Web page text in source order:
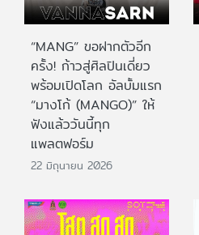
“MANG” ขอฝากตัวอีก
ครั้ง! ก้าวสู่ศิลปินเดี่ยว
พร้อมเปิดโลก อัลบั้มแรก
“มางโก้ (MANGO)” ให้
ฟังแล้ววันนี้ทุก
แพลตฟอร์ม
22 มิถุนายน 2026